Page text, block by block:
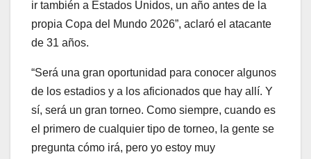
ir también a Estados Unidos, un año antes de la
propia Copa del Mundo 2026”, aclaró el atacante
de 31 años.
“Será una gran oportunidad para conocer algunos
de los estadios y a los aficionados que hay allí. Y
sí, será un gran torneo. Como siempre, cuando es
el primero de cualquier tipo de torneo, la gente se
pregunta cómo irá, pero yo estoy muy